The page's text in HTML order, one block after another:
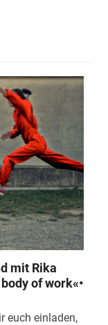
mit Rika
of work«•
euch einladen,